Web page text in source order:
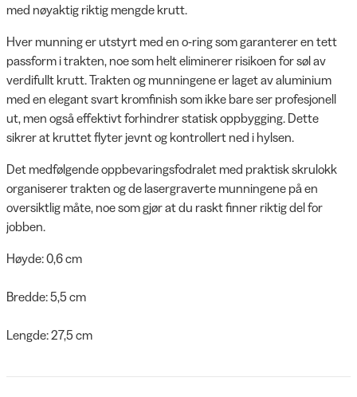
med nøyaktig riktig mengde krutt.
Hver munning er utstyrt med en o-ring som garanterer en tett
passform i trakten, noe som helt eliminerer risikoen for søl av
verdifullt krutt. Trakten og munningene er laget av aluminium
med en elegant svart kromfinish som ikke bare ser profesjonell
ut, men også effektivt forhindrer statisk oppbygging. Dette
sikrer at kruttet flyter jevnt og kontrollert ned i hylsen.
Det medfølgende oppbevaringsfodralet med praktisk skrulokk
organiserer trakten og de lasergraverte munningene på en
oversiktlig måte, noe som gjør at du raskt finner riktig del for
jobben.
Høyde: 0,6 cm
Bredde: 5,5 cm
Lengde: 27,5 cm